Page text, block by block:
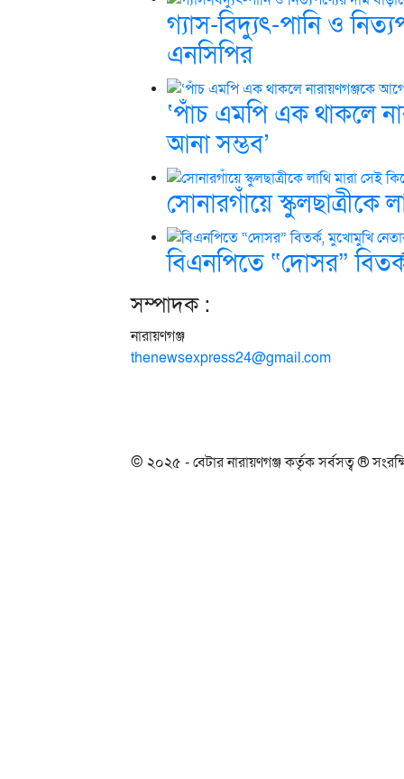
গ্যাস-বিদ্যুৎ-পানি ও
এনসিপির
‘পাঁচ এমপি এক থাকলে
আনা সম্ভব’
সোনারগাঁয়ে
বিএনপিতে “দোসর”
সম্পাদক :
নারায়ণগঞ্জ
thenewsexpress24@gmail.com
© ২০২৫ - বেটার নারায়ণগঞ্জ কর্তৃক সর্বসত্ব ®